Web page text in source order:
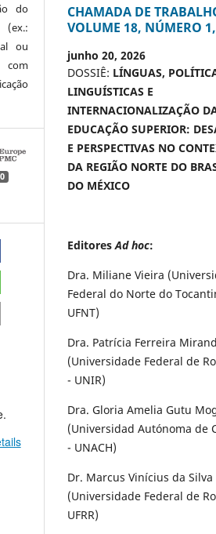
do
(ex.:
ou
0
CHAMADA DE
VOLUME 18, NÚMERO
junho 20, 2026
DOSSIÊ: LÍNGUAS,
LINGUÍSTICAS E
INTERNACIONALIZAÇÃO
EDUCAÇÃO SUPERIOR:
E PERSPECTIVAS NO
DA REGIÃO NORTE DO
DO MÉXICO
EditoresAd hoc:
Dra. Miliane Vieira
Federal do Norte do
UFNT)
Dra. Patrícia Ferreira
(Universidade Federal de
- UNIR)
Dra. Gloria Amelia Gutu
(Universidad Autónoma de
- UNACH)
Dr. Marcus Vinícius da Silva
(Universidade Federal de
UFRR)